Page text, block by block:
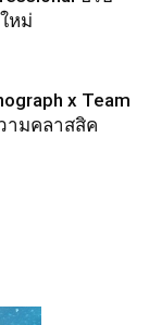
หม่
x Team
ามคลาสสิค